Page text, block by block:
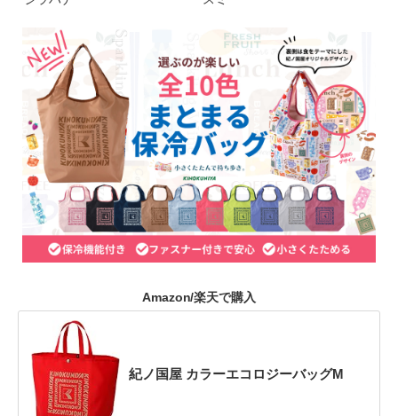
Amazon/楽天で購入
紀ノ国屋 カラーエコロジーバッグM